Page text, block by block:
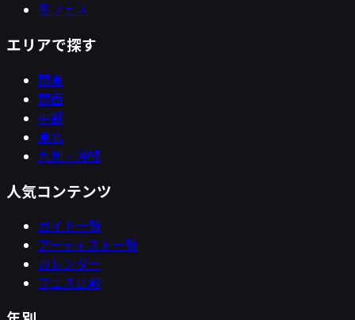
冬フェス
エリアで探す
関東
関西
中部
東北
九州・沖縄
人気コンテンツ
ガイド一覧
アーティスト一覧
カレンダー
フェス比較